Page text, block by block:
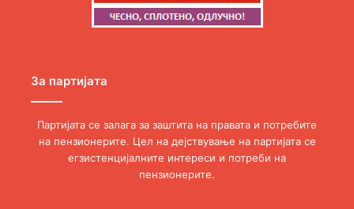
За партијата
Партијата се залага за заштита на правата и потребите
на пензионерите. Цел на дејствување на партијата се
егзистенцијалните интереси и потреби на
пензионерите.